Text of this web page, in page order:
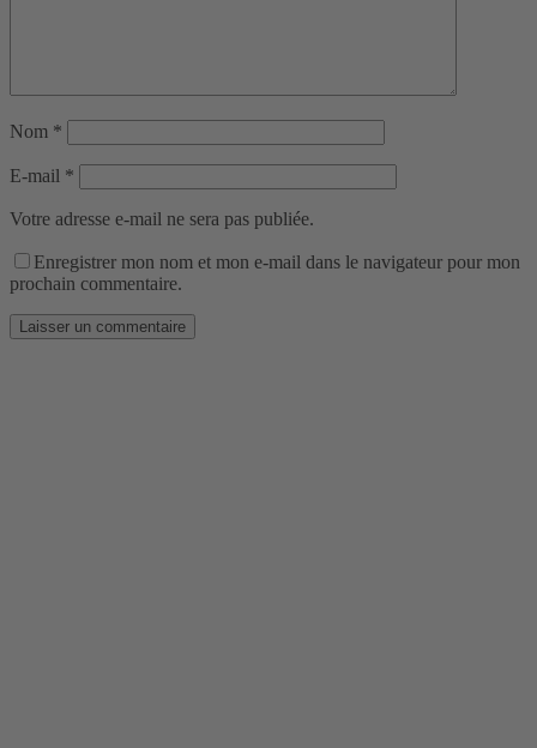
Nom *
E-mail *
Votre adresse e-mail ne sera pas publiée.
Enregistrer mon nom et mon e-mail dans le navigateur pour mon
prochain commentaire.